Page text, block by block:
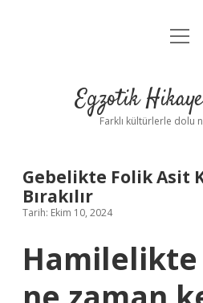
Anasayfa
Yasal
Egzotik
Farklı kültürlerle dolu
Gebelikte Folik Asit
Bırakılır
Tarih: Ekim 10, 2024